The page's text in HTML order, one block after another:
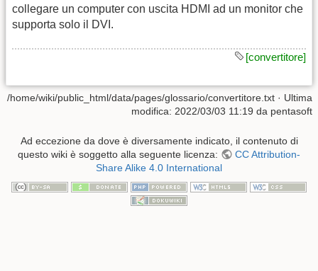
collegare un computer con uscita HDMI ad un monitor che
supporta solo il DVI.
[convertitore]
/home/wiki/public_html/data/pages/glossario/convertitore.txt · Ultima
modifica: 2022/03/03 11:19 da pentasoft
Ad eccezione da dove è diversamente indicato, il contenuto di
questo wiki è soggetto alla seguente licenza:
CC Attribution-
Share Alike 4.0 International